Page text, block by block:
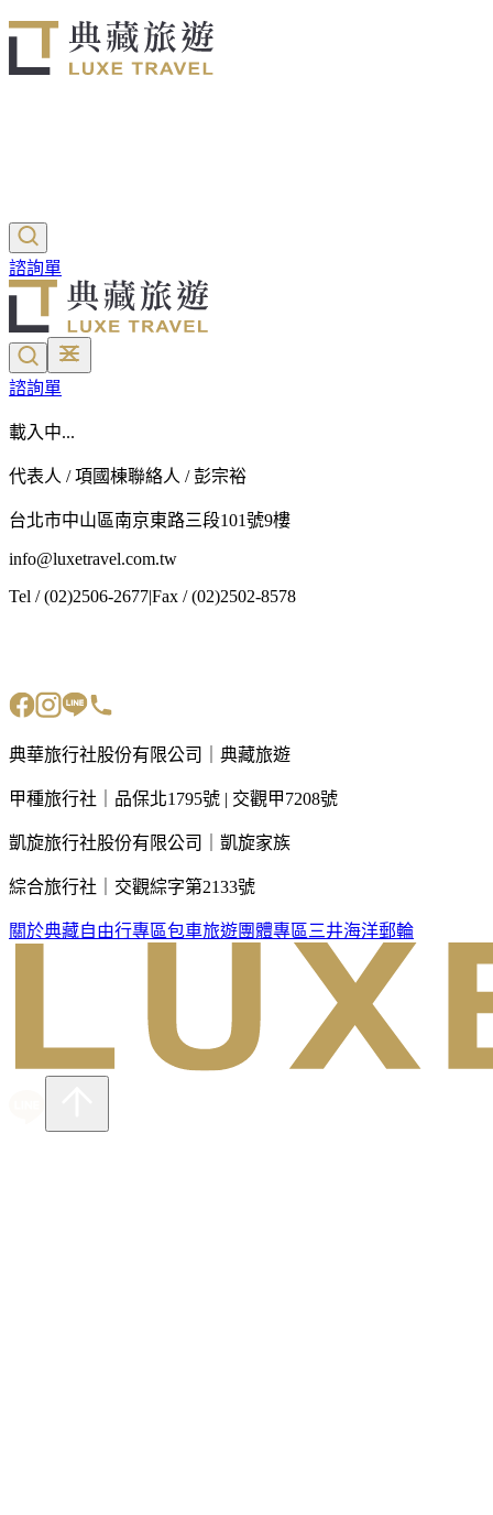
諮詢單
諮詢單
載入中...
代表人 / 項國棟聯絡人 / 彭宗裕
台北市中山區南京東路三段101號9樓
info@luxetravel.com.tw
Tel / (02)2506-2677|Fax / (02)2502-8578
典華旅行社股份有限公司｜典藏旅遊
甲種旅行社｜品保北1795號 | 交觀甲7208號
凱旋旅行社股份有限公司｜凱旋家族
綜合旅行社｜交觀綜字第2133號
關於典藏自由行專區包車旅遊團體專區 三井海洋郵輪